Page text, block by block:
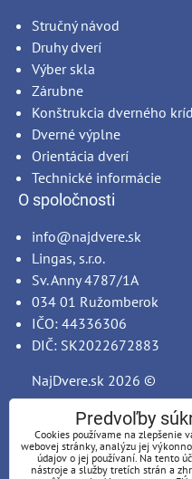
Stručný návod
Druhy dverí
Výber skla
Zárubne
Konštrukcia dverného
Dverné výplne
Orientácia dverí
Technické informácie
O spoločnosti
info@najdvere.sk
Lingas, s.r.o.
Sv. Anny 4787/1A
034 01 Ružomberok
IČO: 44336306
DIČ: SK2022672883
NajDvere.sk 2026 ©
Predvoľby
Cookies používame na zlepšenie
webovej stránky, analýzu jej
údajov o jej používaní. Na tento
nástroje a služby tretích strán a